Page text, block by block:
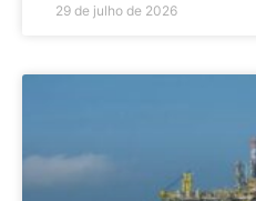
29 de julho de 2026